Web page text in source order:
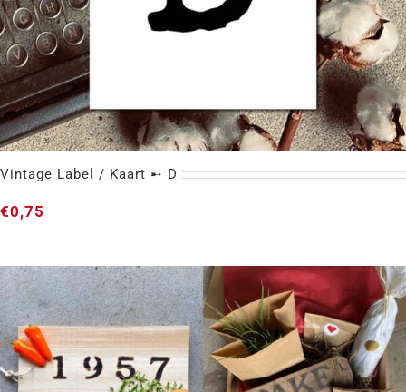
Vintage Label / Kaart ➸ D
Vintage Label / Kaart ➸ D
€0,75